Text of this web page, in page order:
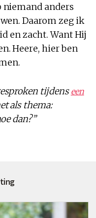
niemand anders
Daarom zeg ik
en zacht. Want Hij
Heere, hier ben
tijdens een
als thema:
dan?”